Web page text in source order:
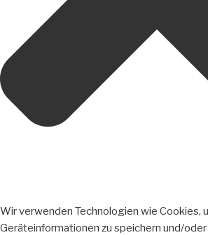
Wir verwenden Technologien wie Cookies,
Geräteinformationen zu speichern und/